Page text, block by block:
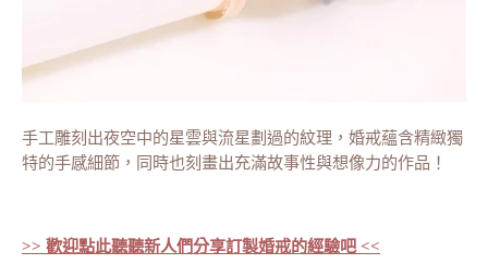
手工雕刻出夜空中的星雲與流星劃過的紋理，婚戒蘊含精緻獨
特的手感細節，同時也刻畫出充滿故事性與想像力的作品！
>> 歡迎點此聽聽新人們分享訂製婚戒的經驗吧 <<